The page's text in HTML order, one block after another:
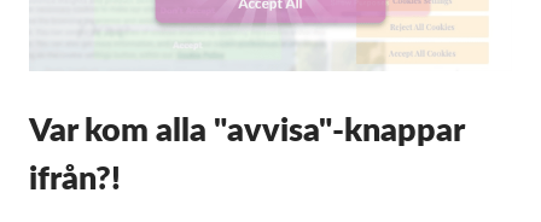
Var kom alla "avvisa"-knappar
ifrån?!